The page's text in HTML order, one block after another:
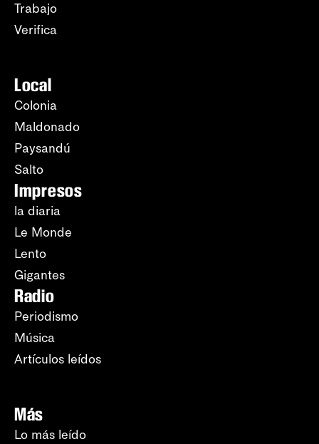
Trabajo
Verifica
Local
Colonia
Maldonado
Paysandú
Salto
Impresos
la diaria
Le Monde
Lento
Gigantes
Radio
Periodismo
Música
Artículos leídos
Más
Lo más leído